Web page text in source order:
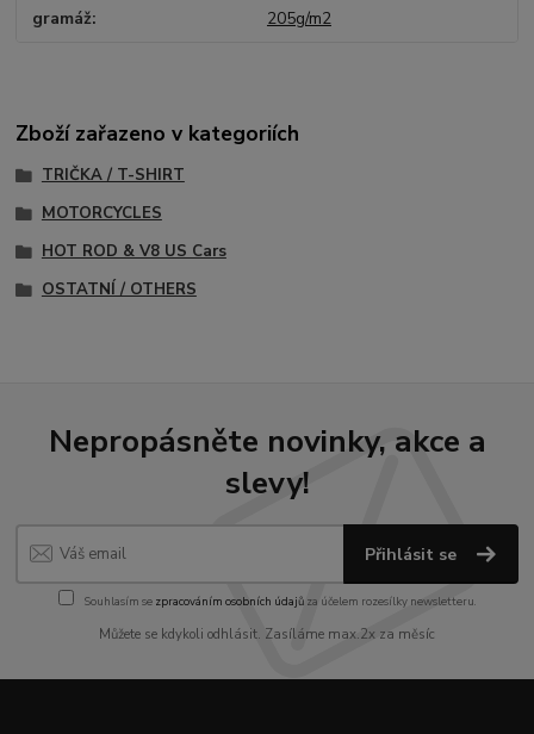
gramáž 205g/m2
Zboží zařazeno v kategoriích
TRIČKA / T-SHIRT
MOTORCYCLES
HOT ROD & V8 US Cars
OSTATNÍ / OTHERS
Nepropásněte novinky, akce a
slevy!
Přihlásit se
Souhlasím se zpracováním osobních údajůza účelem rozesílky newsletteru.
Můžete se kdykoli odhlásit. Zasíláme max.2x za měsíc